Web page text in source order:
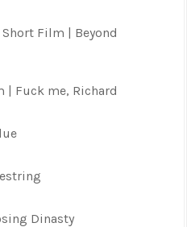
Film | Beyond
| Fuck me, Richard
Dinasty